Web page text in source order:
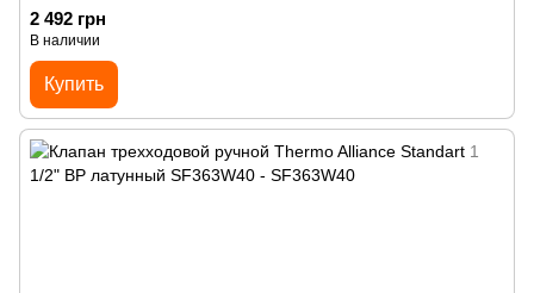
2 492 грн
В наличии
Купить